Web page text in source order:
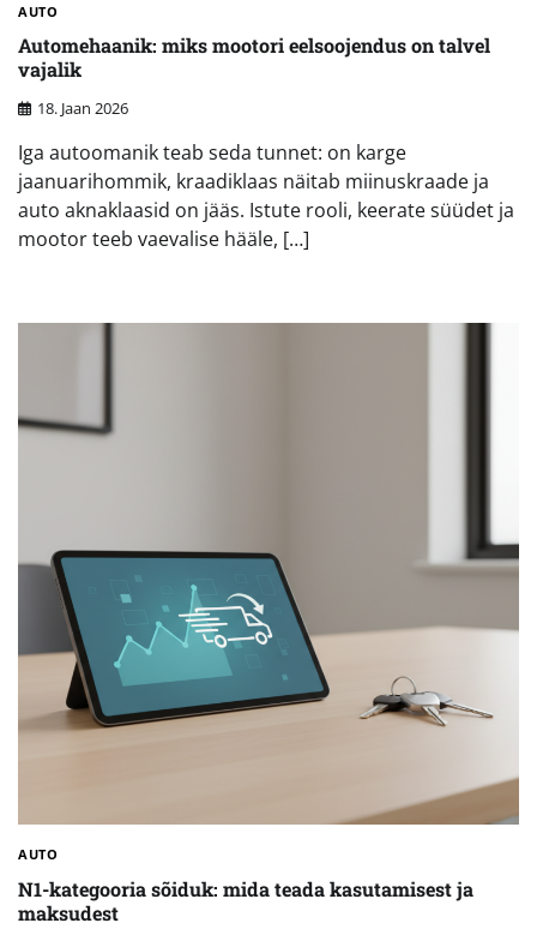
AUTO
Automehaanik: miks mootori eelsoojendus on talvel
vajalik
18. Jaan 2026
Iga autoomanik teab seda tunnet: on karge
jaanuarihommik, kraadiklaas näitab miinuskraade ja
auto aknaklaasid on jääs. Istute rooli, keerate süüdet ja
mootor teeb vaevalise hääle, […]
AUTO
N1-kategooria sõiduk: mida teada kasutamisest ja
maksudest